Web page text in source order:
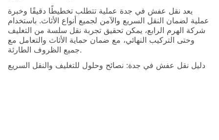
يعد نقل عفش في جدة عملية تتطلب تخطيطًا دقيقًا وخبرة
عملية لضمان النقل السريع والآمن لجميع أنواع الأثاث. باستخدام
شركة الهرم الرابع، يمكن تحقيق تجربة نقل سلسة من التغليف
وحتى التركيب النهائي، مع ضمان حماية الأثاث والتعامل مع
جميع الظروف الطارئة.
دليل نقل عفش في جدة: نصائح وحلول للتغليف والنقل السريع